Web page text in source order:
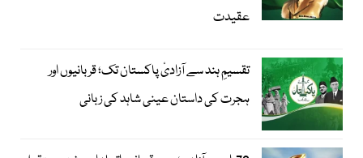
عقیدت
تقسیمِ ہند سے آزادیٔ پاکستان تک؛ قربانیوں اور
ہجرت کی داستان عینی شاہد کی زبانی